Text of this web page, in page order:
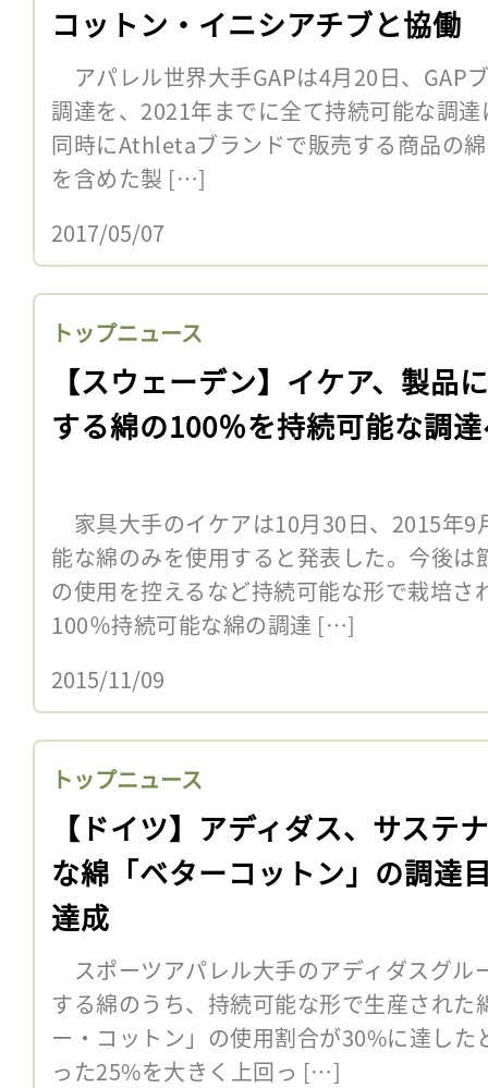
コットン・イニシアチブと協働
アパレル世界大手GAPは4月20日、GAP
調達を、2021年までに全て持続可能な調
同時にAthletaブランドで販売する商品の
を含めた製 […]
2017/05/07
トップニュース
【スウェーデン】イケア、製品
する綿の100％を持続可能な調
家具大手のイケアは10月30日、2015年9
能な綿のみを使用すると発表した。今後
の使用を控えるなど持続可能な形で栽培さ
100％持続可能な綿の調達 […]
2015/11/09
トップニュース
【ドイツ】アディダス、サステ
な綿「ベターコットン」の調達
達成
スポーツアパレル大手のアディダスグル
する綿のうち、持続可能な形で生産され
ー・コットン」の使用割合が30%に達し
った25%を大きく上回っ […]